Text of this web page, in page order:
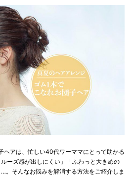
ヘアは、忙しい40代ワーママにとって助かる
ーズ感が出しにくい」「ふわっと大きめの
。そんなお悩みを解消する方法をご紹介しま